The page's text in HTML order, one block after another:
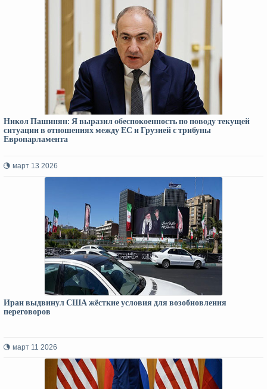
Никол Пашинян: Я выразил обеспокоенность по поводу текущей
ситуации в отношениях между ЕС и Грузией с трибуны
Европарламента
март 13 2026
Иран выдвинул США жёсткие условия для возобновления
переговоров
март 11 2026